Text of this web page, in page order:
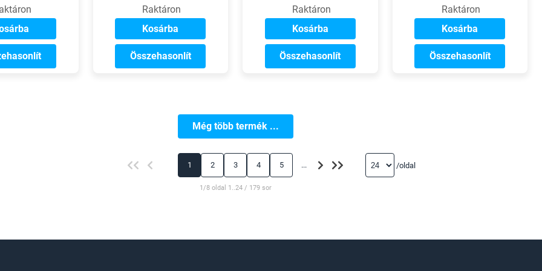
Raktáron
Kosárba
Összehasonlít
Raktáron
Kosárba
Összehasonlít
Raktáron
Kosárba
Összehasonlít
Még több termék ...
1 2 3 4 5 ...
1/8 oldal 1..24 / 179 sor
/oldal